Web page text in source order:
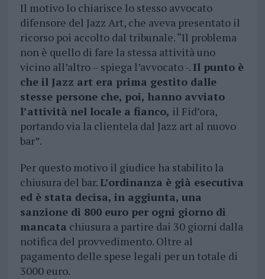
Il motivo lo chiarisce lo stesso avvocato
difensore del Jazz Art, che aveva presentato il
ricorso poi accolto dal tribunale. “Il problema
non è quello di fare la stessa attività uno
vicino all’altro – spiega l’avvocato -. Il punto è
che il Jazz art era prima gestito dalle
stesse persone che, poi, hanno avviato
l’attività nel locale a fianco, il Fid’ora,
portando via la clientela dal Jazz art al nuovo
bar”.
Per questo motivo il giudice ha stabilito la
chiusura del bar.L’ordinanza è già esecutiva
ed è stata decisa, in aggiunta, una
sanzione di 800 euro per ogni giorno di
mancata chiusura a partire dai 30 giorni dalla
notifica del provvedimento. Oltre al
pagamento delle spese legali per un totale di
3000 euro.